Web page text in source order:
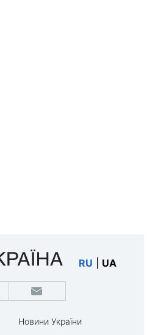
RU UA
Новини України